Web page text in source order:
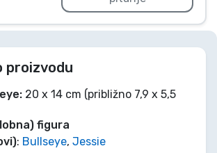
proizvodu
20 x 14 cm (približno 7,9 x 5,5
figura
: Bullseye, Jessie